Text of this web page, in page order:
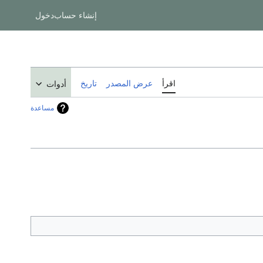
إنشاء حسابدخول
اقرأ عرض المصدر تاريخ أدوات
مساعدة